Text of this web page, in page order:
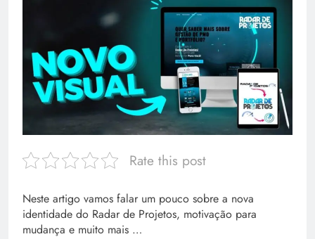
Rate this post
Neste artigo vamos falar um pouco sobre a nova
identidade do Radar de Projetos, motivação para
mudança e muito mais …